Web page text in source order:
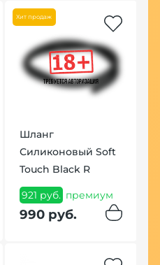
Хит продаж
Шланг
Силиконовый Soft
Touch Black R
921 руб. премиум
990 руб.